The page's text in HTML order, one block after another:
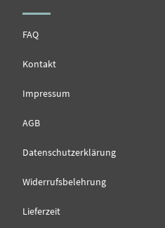
FAQ
Kontakt
Impressum
AGB
Datenschutzerklärung
Widerrufsbelehrung
Lieferzeit